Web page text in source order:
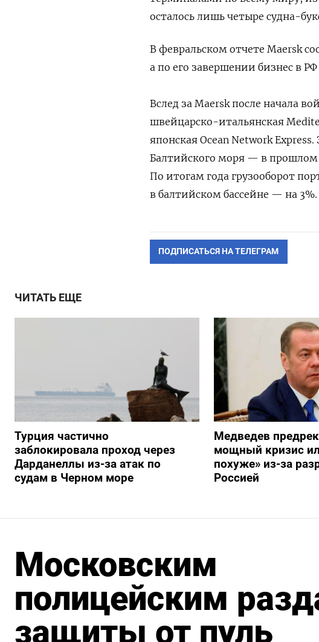
осталось лишь четыре судна-
В февральском отчете Maersk
а по его завершении бизнес в
Вслед за Maersk после начала
швейцарско-итальянская
японская Ocean Network
Балтийского моря — в прошлом
По итогам года грузооборот
в балтийском бассейне — на 3%.
ПОДПИСАТЬСЯ НА ТЕЛЕГРАМ
ЧИТАТЬ ЕЩЕ
Турция частично
заблокировала проход через
Дарданеллы из-за атак по
судам в Черном море
Медведев
мощный кризис
похуже» из-за
Россией
Московским
полицейским
защиты от пуль